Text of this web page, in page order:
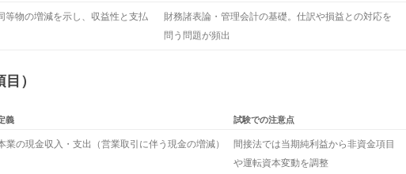
等物の増減を示し、収益性と支払
財務諸表論・管理会計の基礎。仕訳や損益との対応を
問う問題が頻出
）
義 試験での注意点
業の現金収入・支出（営業取引に伴う現金の増減）
間接法では当期純利益から非資金項目
や運転資本変動を調整